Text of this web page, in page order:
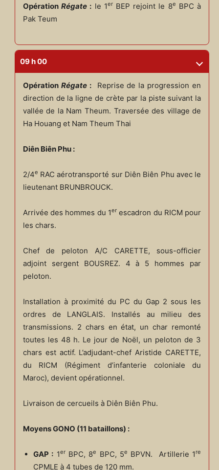
OpérationRégate : le 1erBEP rejoint le 8e BPC à
Pak Teum
09 h 00
Opération Régate:Reprise de la progression en
direction de la ligne de crète par la piste suivant la
vallée de la Nam Theum. Traversée des village de
Ha Houang et Nam Theum Thai
Diên Biên Phu :
2/4e RAC aérotransporté sur Diên Biên Phu avec le
lieutenant BRUNBROUCK.
Arrivée des hommes du 1er escadron du RICM pour
les chars.
Chef de peloton A/C CARETTE, sous-officier
adjoint sergent BOUSREZ. 4 à 5 hommes par
peloton.
Installation à proximité du PC du Gap 2 sous les
ordres de LANGLAIS. Installés au milieu des
transmissions. 2 chars en état, un char remonté
toutes les 48 h. Le jour de Noël, un peloton de 3
chars est actif. L’adjudant-chef Aristide CARETTE,
du RICM (Régiment d’infanterie coloniale du
Maroc), devient opérationnel.
Livraison de cercueils à Diên Biên Phu.
Moyens GONO (11 bataillons) :
GAP : 1erBPC, 8e BPC, 5e BPVN. Artillerie 1re
CPMLE à 4 tubes de 120 mm.